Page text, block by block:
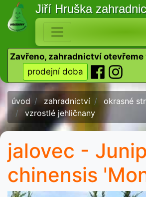
Jiří Hruška
Zavřeno, zahradnictví
prodejní doba
úvod zahradnictví
okrasné
vzrostlé jehličnany
jalovec -
chinensis